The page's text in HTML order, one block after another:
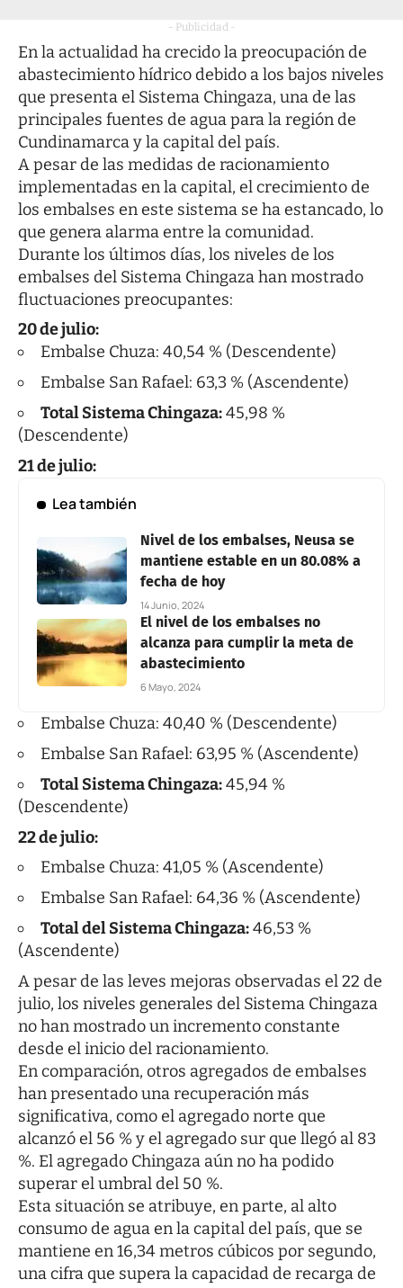
- Publicidad -
En la actualidad ha crecido la preocupación de
abastecimiento hídrico debido a los bajos niveles
que presenta el Sistema Chingaza, una de las
principales fuentes de agua para la región de
Cundinamarca y la capital del país.
A pesar de las medidas de racionamiento
implementadas en la capital, el crecimiento de
los embalses en este sistema se ha estancado, lo
que genera alarma entre la comunidad.
Durante los últimos días, los niveles de los
embalses del Sistema Chingaza han mostrado
fluctuaciones preocupantes:
20 de julio:
Embalse Chuza: 40,54 % (Descendente)
Embalse San Rafael: 63,3 % (Ascendente)
Total Sistema Chingaza:45,98 %
(Descendente)
21 de julio:
Lea también
Nivel de los embalses, Neusa se
mantiene estable en un 80.08% a
fecha de hoy
14 Junio, 2024
El nivel de los embalses no
alcanza para cumplir la meta de
abastecimiento
6 Mayo, 2024
Embalse Chuza: 40,40 % (Descendente)
Embalse San Rafael: 63,95 % (Ascendente)
Total Sistema Chingaza:45,94 %
(Descendente)
22 de julio:
Embalse Chuza: 41,05 % (Ascendente)
Embalse San Rafael: 64,36 % (Ascendente)
Total del Sistema Chingaza:46,53 %
(Ascendente)
A pesar de las leves mejoras observadas el 22 de
julio, los niveles generales del Sistema Chingaza
no han mostrado un incremento constante
desde el inicio del racionamiento.
En comparación, otros agregados de embalses
han presentado una recuperación más
significativa, como el agregado norte que
alcanzó el 56 % y el agregado sur que llegó al 83
%. El agregado Chingaza aún no ha podido
superar el umbral del 50 %.
Esta situación se atribuye, en parte, al alto
consumo de agua en la capital del país, que se
mantiene en 16,34 metros cúbicos por segundo,
una cifra que supera la capacidad de recarga de